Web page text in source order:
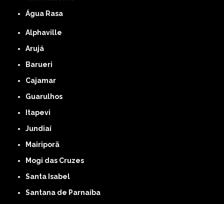
Água Rasa
Alphaville
Arujá
Barueri
Cajamar
Guarulhos
Itapevi
Jundiaí
Mairiporã
Mogi das Cruzes
Santa Isabel
Santana de Parnaíba